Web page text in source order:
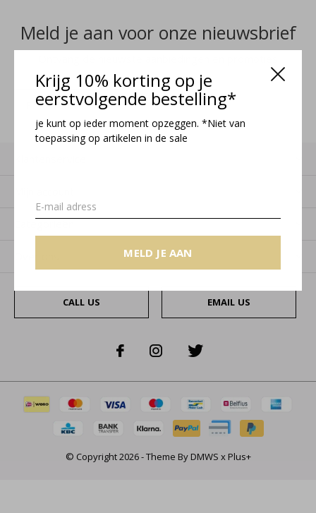
Krijg 10% korting op je
eerstvolgende bestelling*
je kunt op ieder moment opzeggen. *Niet van
toepassing op artikelen in de sale
MELD JE AAN
Meld je aan voor onze nieuwsbrief
MELD JE AAN
CALL US EMAIL US
© Copyright2026- Theme ByDMWS xPlus+